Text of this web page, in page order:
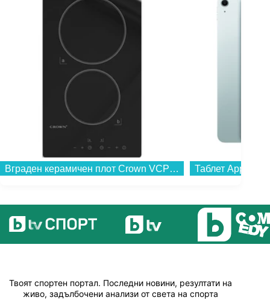
Твоят спортен портал. Последни новини, резултати на
живо, задълбочени анализи от света на спорта